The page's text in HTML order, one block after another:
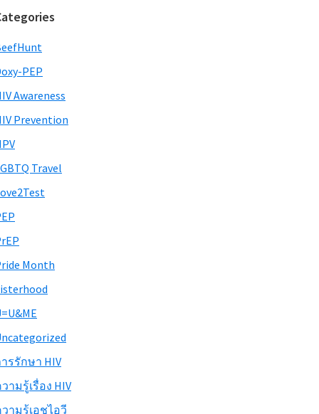
PEP
Awareness
Prevention
Travel
Month
รรักษา HIV
ามรู้เรื่อง HIV
ามรู้เอชไอวี